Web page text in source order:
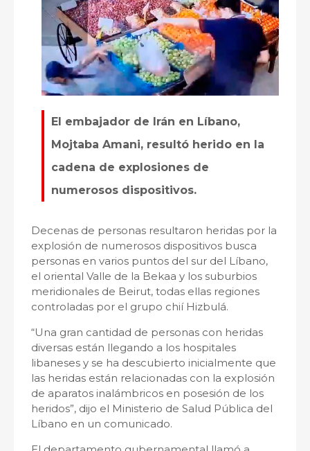
El embajador de Irán en Líbano,
Mojtaba Amani, resultó herido en la
cadena de explosiones de
numerosos dispositivos.
Decenas de personas resultaron heridas por la
explosión de numerosos dispositivos busca
personas en varios puntos del sur del Líbano,
el oriental Valle de la Bekaa y los suburbios
meridionales de Beirut, todas ellas regiones
controladas por el grupo chií Hizbulá.
“Una gran cantidad de personas con heridas
diversas están llegando a los hospitales
libaneses y se ha descubierto inicialmente que
las heridas están relacionadas con la explosión
de aparatos inalámbricos en posesión de los
heridos”, dijo el Ministerio de Salud Pública del
Líbano en un comunicado.